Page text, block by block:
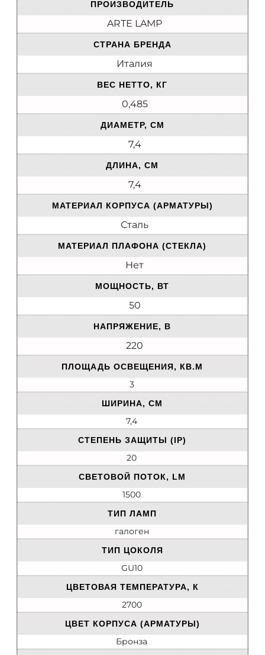
ПРОИЗВОДИТЕЛЬ
ARTE LAMP
СТРАНА БРЕНДА
Италия
ВЕС НЕТТО, КГ
0,485
ДИАМЕТР, СМ
7,4
ДЛИНА, СМ
7,4
МАТЕРИАЛ КОРПУСА (АРМАТУРЫ)
Сталь
МАТЕРИАЛ ПЛАФОНА (СТЕКЛА)
Нет
МОЩНОСТЬ, ВТ
50
НАПРЯЖЕНИЕ, В
220
ПЛОЩАДЬ ОСВЕЩЕНИЯ, КВ.М
3
ШИРИНА, СМ
7,4
СТЕПЕНЬ ЗАЩИТЫ (IP)
20
СВЕТОВОЙ ПОТОК, LM
1500
ТИП ЛАМП
галоген
ТИП ЦОКОЛЯ
GU10
ЦВЕТОВАЯ ТЕМПЕРАТУРА, К
2700
ЦВЕТ КОРПУСА (АРМАТУРЫ)
Бронза